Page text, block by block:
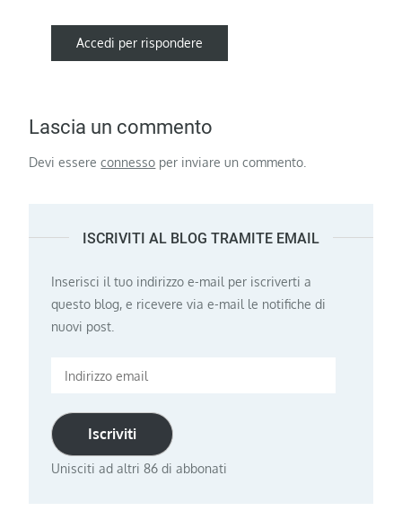
Accedi per rispondere
Lascia un commento
Devi essereconnesso per inviare un commento.
ISCRIVITI AL BLOG TRAMITE EMAIL
Inserisci il tuo indirizzo e-mail per iscriverti a
questo blog, e ricevere via e-mail le notifiche di
nuovi post.
Indirizzo
Iscriviti
Unisciti ad altri 86 di abbonati